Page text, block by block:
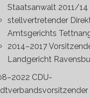
Staatsanwalt 2011/14
stellvertretender
Amtsgerichts
2014–2017
Landgericht
CDU-